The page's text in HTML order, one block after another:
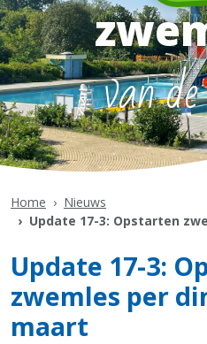
van
Home
Nieuws
Update 17-3: Opstarten
Update 17-3:
zwemles per
maart